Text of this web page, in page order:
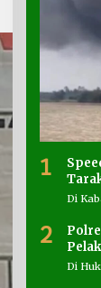
1
Di
2
Di